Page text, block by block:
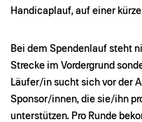
Handicaplauf, auf einer
Bei dem Spendenlauf steht
Strecke im Vordergrund
Läufer/in sucht sich vor der
Sponsor/innen, die sie/ihn
unterstützen. Pro Runde